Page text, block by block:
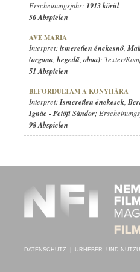
Erscheinungsjahr: 1913 körül
56 Abspielen
AVE MARIA
Interpret: ismeretlen énekesnő,
(orgona hegedű oboa); Texter/
51 Abspielen
BEFORDULTAM A KONYHÁRA
Interpret: Ismeretlen énekesek
Ignác -Petőfi Sándor;
98 Abspielen
DATENSCHUTZ URHEBER- UND